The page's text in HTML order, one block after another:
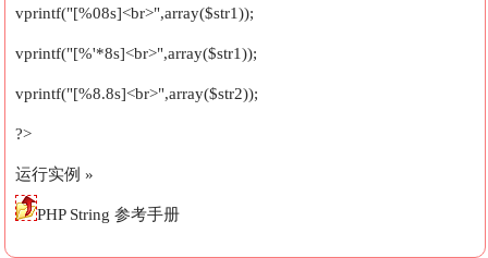
vprintf("[%08s]<br>",array($str1));
vprintf("[%'*8s]<br>",array($str1));
vprintf("[%8.8s]<br>",array($str2));
?>
运行实例 »
PHP String 参考手册